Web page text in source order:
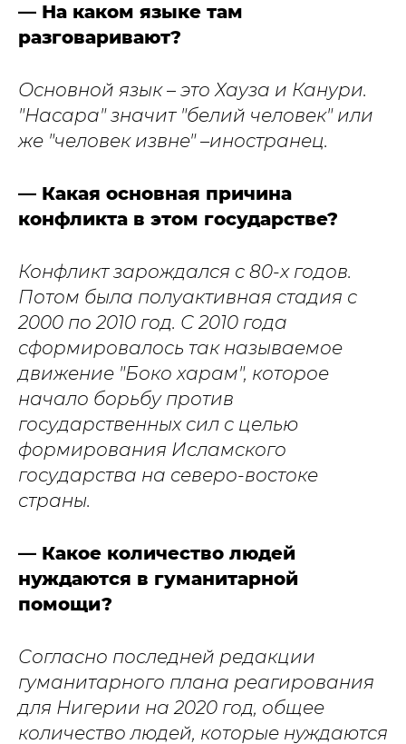
— На каком языке там
разговаривают?
Основной язык – это Хауза и Канури.
"Насара" значит "белий человек" или
же "человек извне" –иностранец.
— Какая основная причина
конфликта в этом государстве?
Конфликт зарождался с 80-х годов.
Потом была полуактивная стадия с
2000 по 2010 год. С 2010 года
сформировалось так называемое
движение "Боко харам", которое
начало борьбу против
государственных сил с целью
формирования Исламского
государства на северо-востоке
страны.
— Какое количество людей
нуждаются в гуманитарной
помощи?
Согласно последней редакции
гуманитарного плана реагирования
для Нигерии на 2020 год, общее
количество людей, которые нуждаются